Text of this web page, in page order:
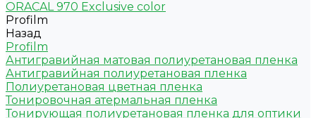
ORACAL 970 Exclusive color
Profilm
Назад
Profilm
Антигравийная матовая полиуретановая пленка
Антигравийная полиуретановая пленка
Полиуретановая цветная пленка
Тонировочная атермальная пленка
Тонирующая полиуретановая пленка для оптики